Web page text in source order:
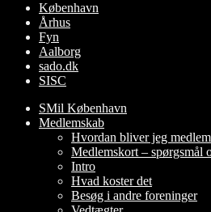
København
Århus
Fyn
Aalborg
sado.dk
SISC
SMil København
Medlemskab
Hvordan bliver jeg medlem
Medlemskort – spørgsmål
Intro
Hvad koster det
Besøg i andre foreninger